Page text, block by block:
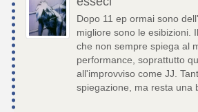
Dopo 11 ep ormai sono
migliore sono le esibizioni.
che non sempre spiega al
performance, soprattutto
all'improvviso come JJ.
spiegazione, ma resta una